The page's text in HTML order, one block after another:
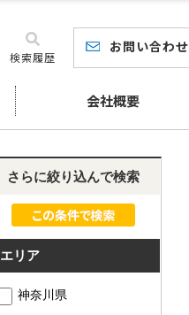
検索履歴
お問い合わせ
会社概要
さらに絞り込んで検索
エリア
神奈川県